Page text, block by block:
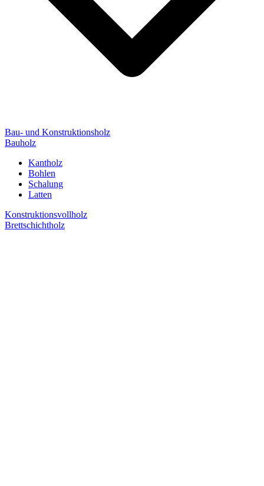
Bau- und Konstruktionsholz
Bauholz
Kantholz
Bohlen
Schalung
Latten
Konstruktionsvollholz
Brettschichtholz